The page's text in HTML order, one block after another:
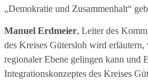
„Demokratie und Zusammenhalt“
Manuel Erdmeier, Leiter des
des Kreises Gütersloh wird
regionaler Ebene gelingen kann und
Integrationskonzeptes des Kreises